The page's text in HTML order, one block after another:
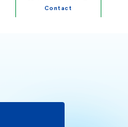
Contact